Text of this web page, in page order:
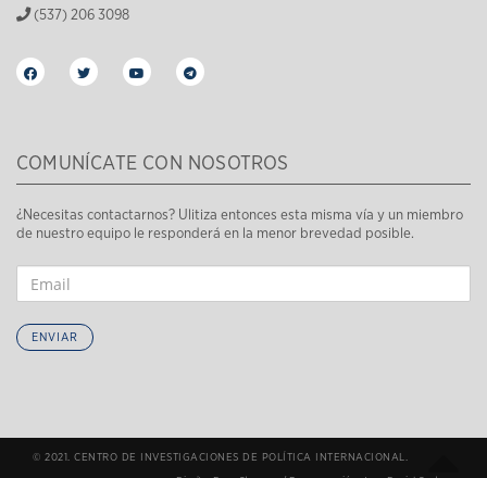
(537) 206 3098
COMUNÍCATE CON NOSOTROS
¿Necesitas contactarnos? Ulitiza entonces esta misma vía y un miembro
de nuestro equipo le responderá en la menor brevedad posible.
ENVIAR
© 2021. CENTRO DE INVESTIGACIONES DE POLÍTICA INTERNACIONAL.